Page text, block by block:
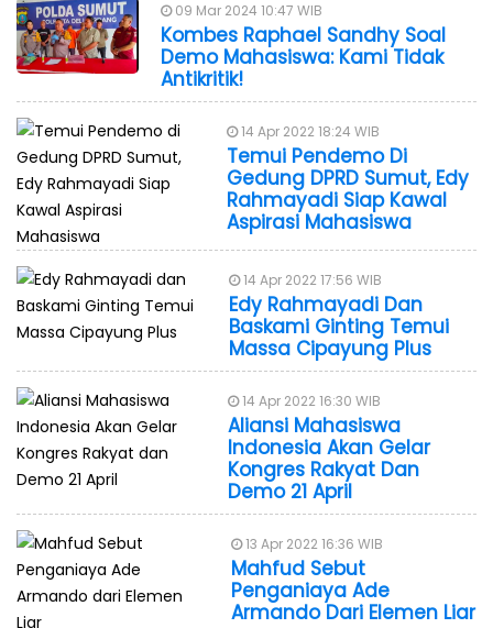
09 Mar 2024 10:47 WIB
Kombes Raphael Sandhy Soal
Demo Mahasiswa: Kami Tidak
Antikritik!
14 Apr 2022 18:24 WIB
Temui Pendemo Di
Gedung DPRD Sumut, Edy
Rahmayadi Siap Kawal
Aspirasi Mahasiswa
14 Apr 2022 17:56 WIB
Edy Rahmayadi Dan
Baskami Ginting Temui
Massa Cipayung Plus
14 Apr 2022 16:30 WIB
Aliansi Mahasiswa
Indonesia Akan Gelar
Kongres Rakyat Dan
Demo 21 April
13 Apr 2022 16:36 WIB
Mahfud Sebut
Penganiaya Ade
Armando Dari Elemen Liar